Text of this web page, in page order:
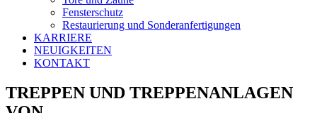
Fensterschutz
Restaurierung und Sonderanfertigungen
KARRIERE
NEUIGKEITEN
KONTAKT
TREPPEN UND TREPPENANLAGEN